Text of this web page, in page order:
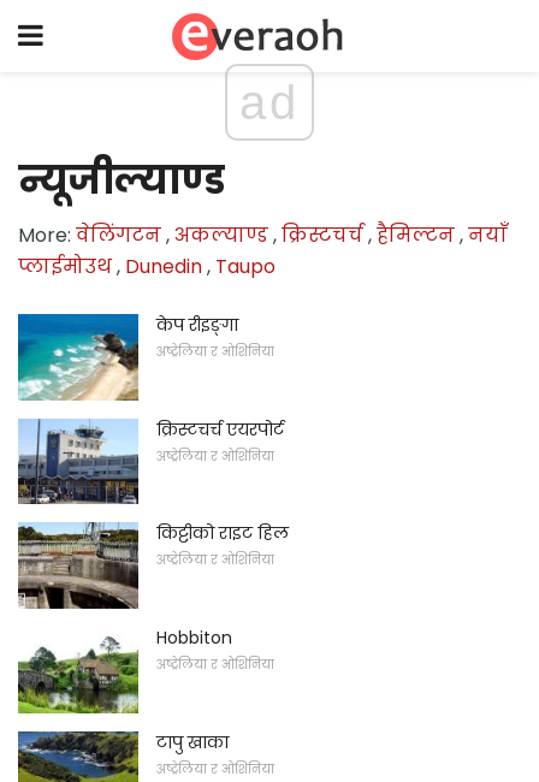
ad
न्यूजील्याण्ड
More: वेलिंगटन,अकल्याण्ड,क्रिस्टचर्च,हैमिल्टन,नयाँ
प्लाईमोउथ, Dunedin, Taupo
केप रीइङ्गा
अष्ट्रेलिया र ओशिनिया
क्रिस्टचर्च एयरपोर्ट
अष्ट्रेलिया र ओशिनिया
किट्टीको राइट हिल
अष्ट्रेलिया र ओशिनिया
Hobbiton
अष्ट्रेलिया र ओशिनिया
टापु खाका
अष्ट्रेलिया र ओशिनिया